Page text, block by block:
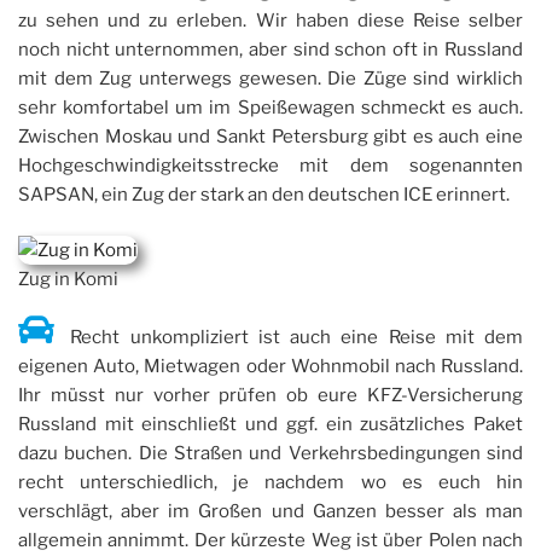
zu sehen und zu erleben. Wir haben diese Reise selber
noch nicht unternommen, aber sind schon oft in Russland
mit dem Zug unterwegs gewesen. Die Züge sind wirklich
sehr komfortabel um im Speißewagen schmeckt es auch.
Zwischen Moskau und Sankt Petersburg gibt es auch eine
Hochgeschwindigkeitsstrecke mit dem sogenannten
SAPSAN, ein Zug der stark an den deutschen ICE erinnert.
Zug in Komi
Recht unkompliziert ist auch eine Reise mit dem
eigenen Auto, Mietwagen oder Wohnmobil nach Russland.
Ihr müsst nur vorher prüfen ob eure KFZ-Versicherung
Russland mit einschließt und ggf. ein zusätzliches Paket
dazu buchen. Die Straßen und Verkehrsbedingungen sind
recht unterschiedlich, je nachdem wo es euch hin
verschlägt, aber im Großen und Ganzen besser als man
allgemein annimmt. Der kürzeste Weg ist über Polen nach